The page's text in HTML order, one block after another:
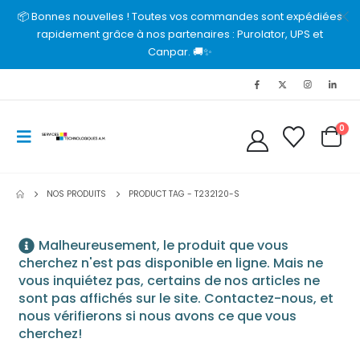
📦 Bonnes nouvelles ! Toutes vos commandes sont expédiées
rapidement grâce à nos partenaires : Purolator, UPS et
Canpar. 🚚✨
0
NOS PRODUITS PRODUCT TAG -T232120-S
Malheureusement, le produit que vous
cherchez n'est pas disponible en ligne. Mais ne
vous inquiétez pas, certains de nos articles ne
sont pas affichés sur le site. Contactez-nous, et
nous vérifierons si nous avons ce que vous
cherchez!